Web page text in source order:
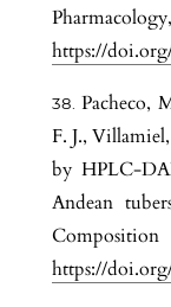
https://
Pacheco,
F. J.,
by HPLC-
Andean
https://